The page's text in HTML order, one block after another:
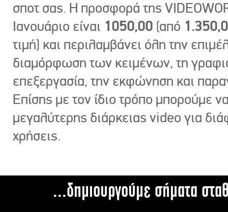
σποτ σας. Η προσφορά της
Ιανουάριο είναι 1050,00 (από
τιμή) και περιλαμβάνει όλη την
διαμόρφωση των κειμένων, τη
επεξεργασία, την εκφώνηση και
Επίσης με τον ίδιο τρόπο μπορούμε
μεγαλύτερης διάρκειας video για
χρήσεις.
...δημιουργούμε σήματα